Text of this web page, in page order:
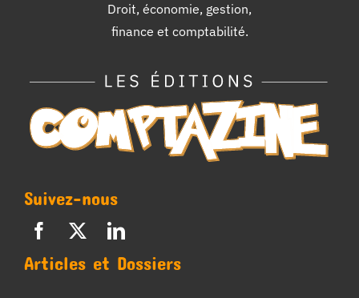
Droit, économie, gestion,
finance et comptabilité.
Suivez-nous
Articles et Dossiers